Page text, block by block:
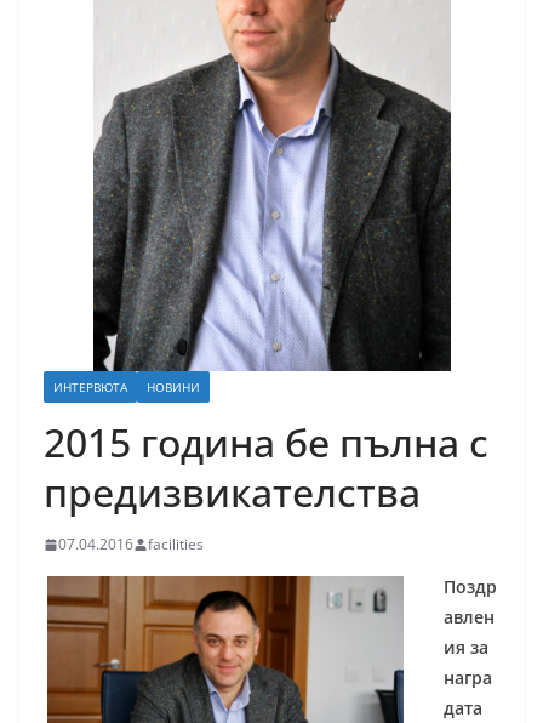
ИНТЕРВЮТА НОВИНИ
2015 година бе пълна с
предизвикателства
07.04.2016 facilities
Поздр
авлен
ия за
награ
дата